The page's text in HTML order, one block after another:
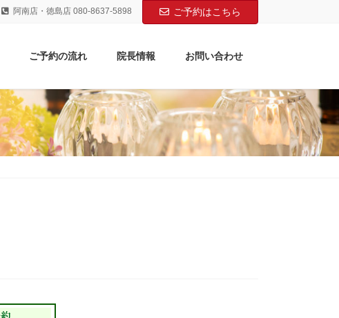
阿南店・徳島店 080-8637-5898 ご予約はこちら
ご予約の流れ 院長情報 お問い合わせ